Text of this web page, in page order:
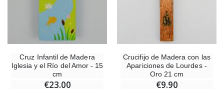
Cruz Infantil de Madera
Iglesia y el Río del Amor - 15
cm
€23.00
Crucifijo de Madera con las
Apariciones de Lourdes -
Oro 21 cm
€9.90